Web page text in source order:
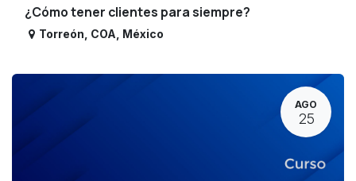
¿Cómo tener clientes para siempre?
Torreón COA México
AGO
25